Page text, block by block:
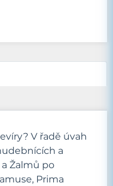
V řadě úvah
a
Žalmů po
Prima